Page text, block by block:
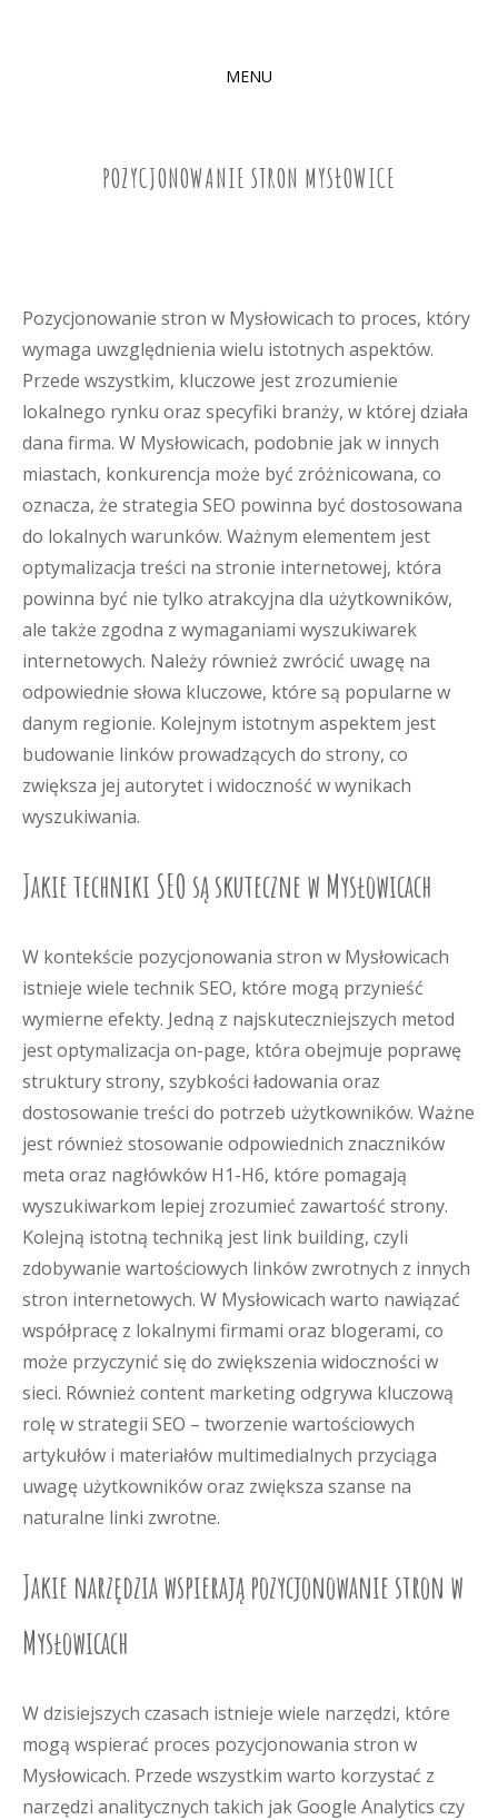
MENU
POZYCJONOWANIE STRON MYSŁOWICE
Pozycjonowanie stron w Mysłowicach to proces, który
wymaga uwzględnienia wielu istotnych aspektów.
Przede wszystkim, kluczowe jest zrozumienie
lokalnego rynku oraz specyfiki branży, w której działa
dana firma. W Mysłowicach, podobnie jak w innych
miastach, konkurencja może być zróżnicowana, co
oznacza, że strategia SEO powinna być dostosowana
do lokalnych warunków. Ważnym elementem jest
optymalizacja treści na stronie internetowej, która
powinna być nie tylko atrakcyjna dla użytkowników,
ale także zgodna z wymaganiami wyszukiwarek
internetowych. Należy również zwrócić uwagę na
odpowiednie słowa kluczowe, które są popularne w
danym regionie. Kolejnym istotnym aspektem jest
budowanie linków prowadzących do strony, co
zwiększa jej autorytet i widoczność w wynikach
wyszukiwania.
Jakie techniki SEO są skuteczne w Mysłowicach
W kontekście pozycjonowania stron w Mysłowicach
istnieje wiele technik SEO, które mogą przynieść
wymierne efekty. Jedną z najskuteczniejszych metod
jest optymalizacja on-page, która obejmuje poprawę
struktury strony, szybkości ładowania oraz
dostosowanie treści do potrzeb użytkowników. Ważne
jest również stosowanie odpowiednich znaczników
meta oraz nagłówków H1-H6, które pomagają
wyszukiwarkom lepiej zrozumieć zawartość strony.
Kolejną istotną techniką jest link building, czyli
zdobywanie wartościowych linków zwrotnych z innych
stron internetowych. W Mysłowicach warto nawiązać
współpracę z lokalnymi firmami oraz blogerami, co
może przyczynić się do zwiększenia widoczności w
sieci. Również content marketing odgrywa kluczową
rolę w strategii SEO – tworzenie wartościowych
artykułów i materiałów multimedialnych przyciąga
uwagę użytkowników oraz zwiększa szanse na
naturalne linki zwrotne.
Jakie narzędzia wspierają pozycjonowanie stron w
Mysłowicach
W dzisiejszych czasach istnieje wiele narzędzi, które
mogą wspierać proces pozycjonowania stron w
Mysłowicach. Przede wszystkim warto korzystać z
narzędzi analitycznych takich jak Google Analytics czy